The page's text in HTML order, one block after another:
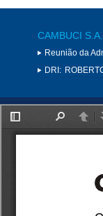
CAMBUCI S.A.
Reunião da
DRI: